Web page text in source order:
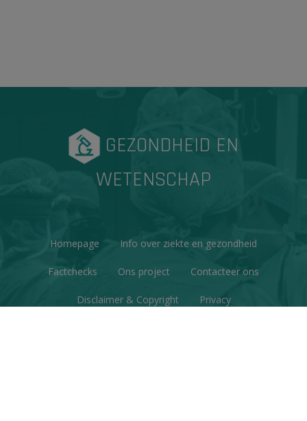
GEZONDHEID EN
WETENSCHAP
Homepage Info over ziekte en gezondheid
Factchecks Ons project Contacteer ons
Disclaimer & Copyright Privacy